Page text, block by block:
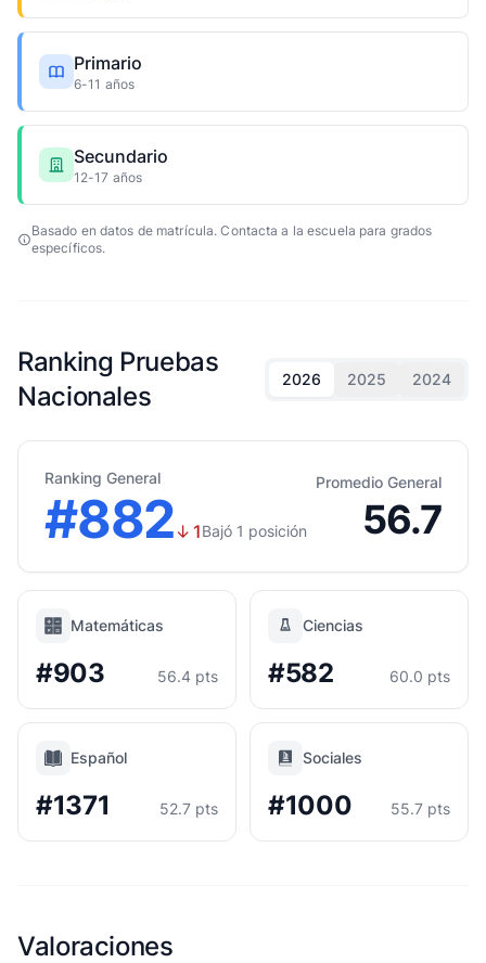
Primario
6-11 años
Secundario
12-17 años
Basado en datos de matrícula. Contacta a la escuela para grados
específicos.
Ranking Pruebas
Nacionales
2026 2025 2024
Ranking General
#882↓ 1Bajó 1 posición
Promedio General
56.7
Matemáticas
#903 56.4 pts
Ciencias
#582 60.0 pts
Español
#1371 52.7 pts
Sociales
#1000 55.7 pts
Valoraciones